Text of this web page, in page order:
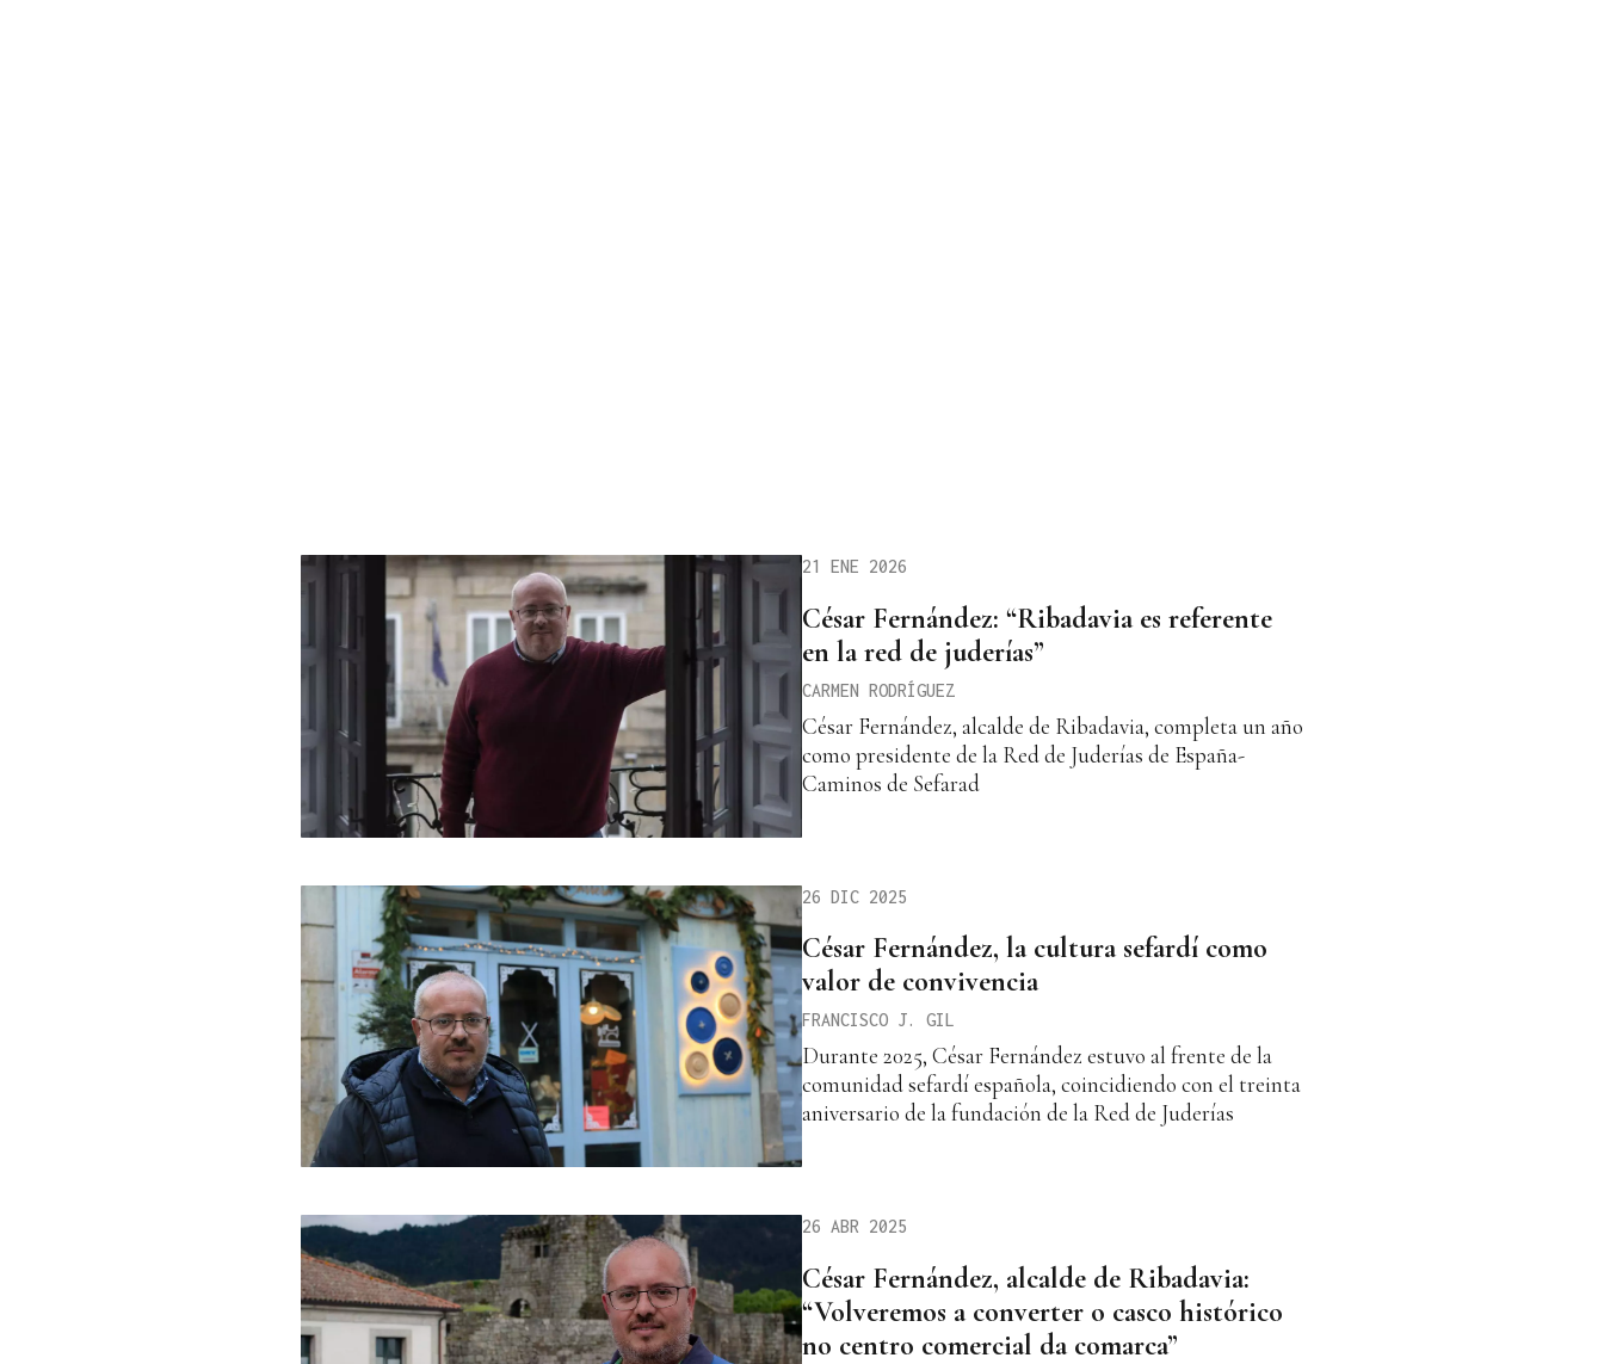
21 ENE 2026
César Fernández: “Ribadavia es referente
en la red de juderías”
CARMEN RODRÍGUEZ
César Fernández, alcalde de Ribadavia, completa un año
como presidente de la Red de Juderías de España-
Caminos de Sefarad
26 DIC 2025
César Fernández, la cultura sefardí como
valor de convivencia
FRANCISCO J. GIL
Durante 2025, César Fernández estuvo al frente de la
comunidad sefardí española, coincidiendo con el treinta
aniversario de la fundación de la Red de Juderías
26 ABR 2025
César Fernández, alcalde de Ribadavia:
“Volveremos a converter o casco histórico
no centro comercial da comarca”